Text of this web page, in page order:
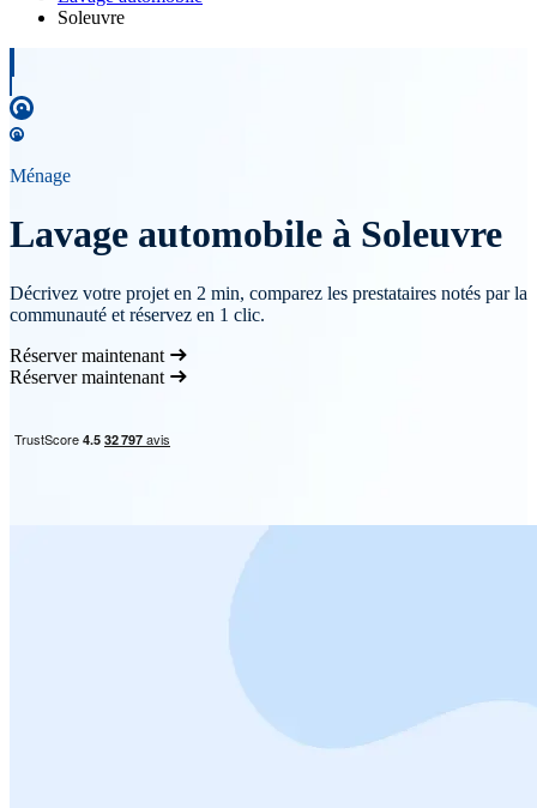
Soleuvre
Ménage
Lavage automobile à Soleuvre
Décrivez votre projet en 2 min, comparez les prestataires notés par la
communauté et réservez en 1 clic.
Réserver maintenant
Réserver maintenant